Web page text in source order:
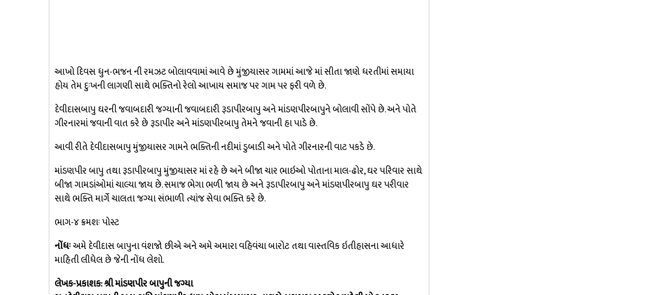
આખો દિવસ ધુન-ભજન ની રમઝટ બોલાવવામાં આવે છે મુંજીયાસર ગામમાં આજે માં સીતા જાણે ધરતીમાં સમાયા
હોય તેમ દુઃખની લાગણી સાથે ભક્તિનો રેલો આખાય સમાજ પર ગામ પર ફરી વળે છે.
દેવીદાસબાપુ ઘરની જવાબદારી જગ્યાની જવાબદારી રૂડાપીરબાપુ અને માંડણપીરબાપુને બોલાવી સોંપે છે. અને પોતે
ગીરનારમાં જવાની વાત કરે છે રૂડાપીર અને માંડણપીરબાપુ તેમને જવાની હા પાડે છે.
આવી રીતે દેવીદાસબાપુ મુંજીયાસર ગામને ભક્તિની નદીમાં ડુબાડી અને પોતે ગીરનારની વાટ પકડે છે.
માંડણપીર બાપુ તથા રૂડાપીરબાપુ મુંજીયાસર માં રહે છે અને બીજા ચાર ભાઇઓ પોતાના માલ-ઢોર, ઘર પરિવાર સાથે
બીજા ગામડાંઓમાં ચાલ્યા જાય છે. સમાજ ભેગા ભળી જાય છે અને રૂડાપીરબાપુ અને માંડણપીરબાપુ ઘર પરીવાર
સાથે ભક્તિ માર્ગે ચાલતા જગ્યા સંભાળી ત્યાંજ સેવા ભક્તિ કરે છે.
ભાગ-૪ ક્રમશઃ પોસ્ટ
નોંધઃઅમે દેવીદાસ બાપુના વંશજો છીએ અને અમે અમારા વહિવંચા બારોટ તથા વાસ્તવિક ઇતીહાસના આધારે
માહિતી લીધેલ છે જેની નોંધ લેશો.
લેખક-પ્રકાશક: શ્રી માંડણપીર બાપુની જગ્યા